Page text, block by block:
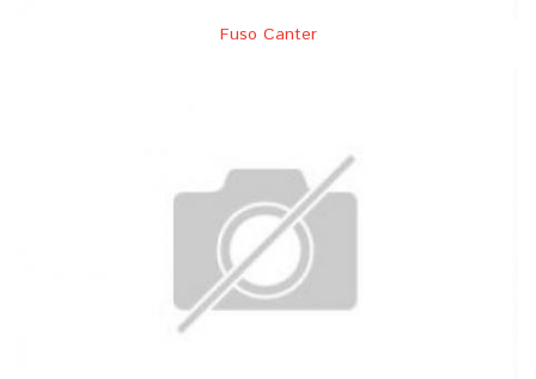
Fuso Canter